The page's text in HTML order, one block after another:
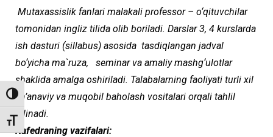
Toggle High Contrast
Toggle Font size
Mutaxassislik fanlari malakali professor – o‘qituvchilar
tomonidan ingliz tilida olib boriladi. Darslar 3, 4 kurslarda
ish dasturi (sillabus) asosida tasdiqlangan jadval
bo‘yicha ma`ruza, seminar va amaliy mashg‘ulotlar
shaklida amalga oshiriladi. Talabalarning faoliyati turli xil
an’anaviy va muqobil baholash vositalari orqali tahlil
qilinadi.
Kafedraning vazifalari: